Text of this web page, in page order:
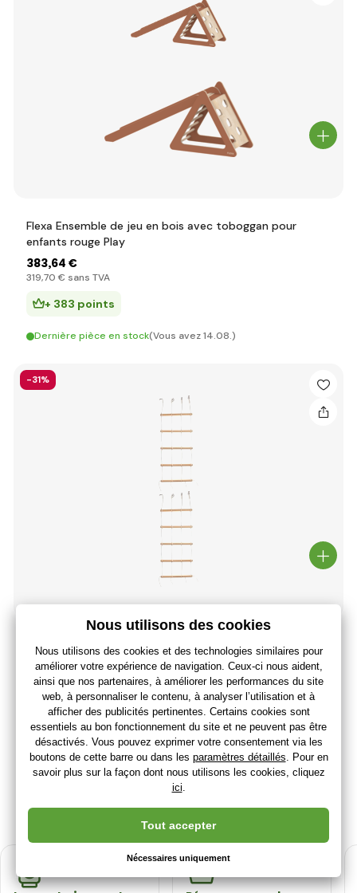
Flexa Ensemble de jeu en bois avec toboggan pour
enfants rouge Play
383,64 €
319,70 € sans TVA
+ 383 points
Dernière pièce en stock(Vous avez 14.08.)
-31%
Small Foot Mur d'escalade en bois extérieur
52,67 €
76,00 €(-31 %)
,89 € sans TVA
+ 52 points
3 à 7 jours (Vous avez 21.08.)